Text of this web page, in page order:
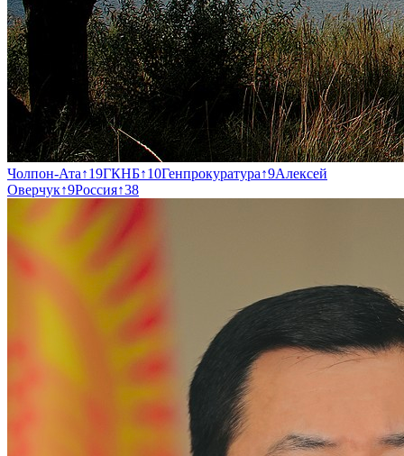
Чолпон-Ата↑19ГКНБ↑10Генпрокуратура↑9Алексей
Оверчук↑9Россия↑38